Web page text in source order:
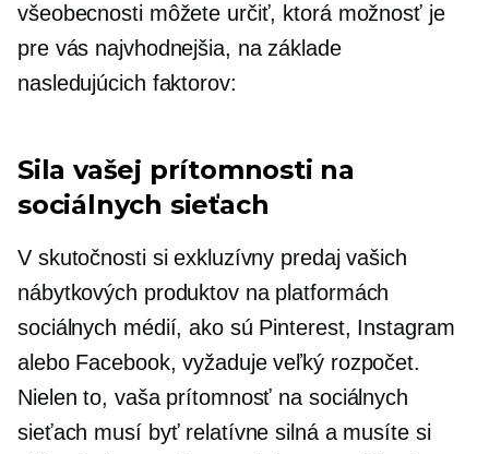
všeobecnosti môžete určiť, ktorá možnosť je
pre vás najvhodnejšia, na základe
nasledujúcich faktorov:
Sila vašej prítomnosti na
sociálnych sieťach
V skutočnosti si exkluzívny predaj vašich
nábytkových produktov na platformách
sociálnych médií, ako sú Pinterest, Instagram
alebo Facebook, vyžaduje veľký rozpočet.
Nielen to, vaša prítomnosť na sociálnych
sieťach musí byť relatívne silná a musíte si